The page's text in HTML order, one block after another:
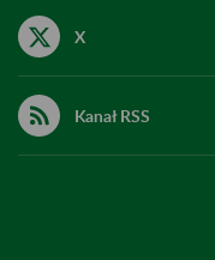
X
Kanał RSS